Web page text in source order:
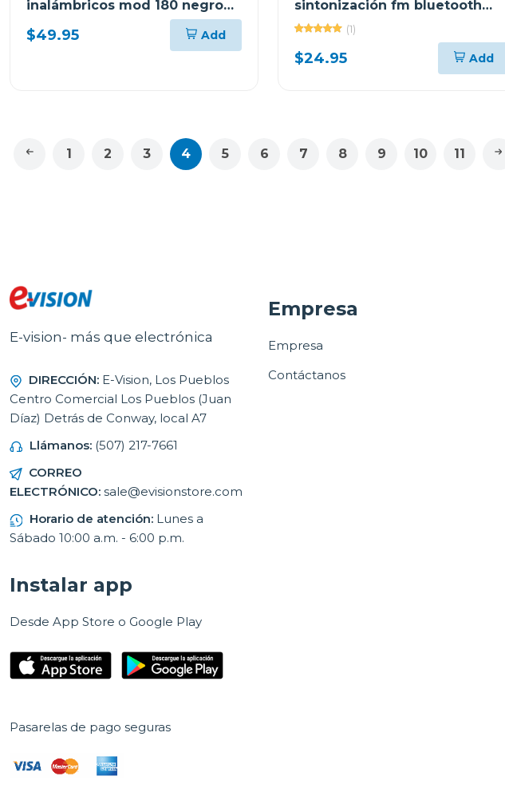
inalámbricos mod 180 negro
s2mgw
$49.95 Add
sintonización fm bluetooth
dorado (1)
$24.95 Add
1 2 3 4 5 6 7 8 9 10 11
E-vision- más que electrónica
DIRECCIÓN: E-Vision, Los Pueblos
Centro Comercial Los Pueblos (Juan
Díaz) Detrás de Conway, local A7
Llámanos: (507) 217-7661
CORREO
ELECTRÓNICO: sale@evisionstore.com
Horario de atención: Lunes a
Sábado 10:00 a.m. - 6:00 p.m.
Empresa
Empresa
Contáctanos
Instalar app
Desde App Store o Google Play
Pasarelas de pago seguras